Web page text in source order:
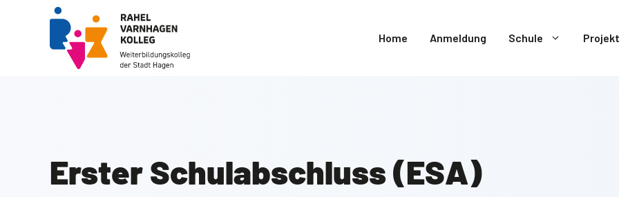
Home Anmeldung Schule
Erster Schulabschluss (ESA)